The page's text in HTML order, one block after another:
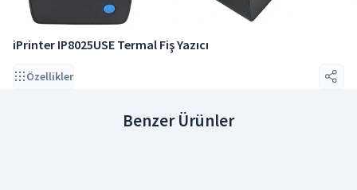
iPrinter IP8025USE Termal Fiş Yazıcı
Özellikler
Benzer Ürünler